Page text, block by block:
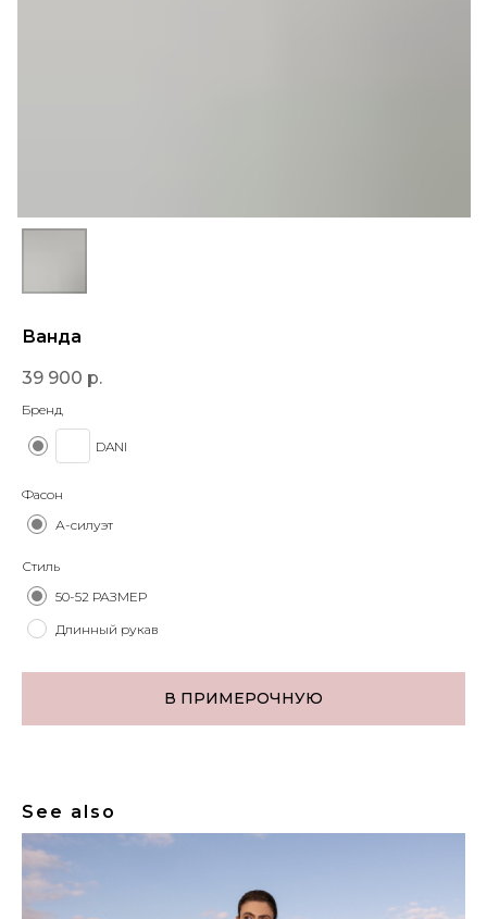
Ванда
39 900 р.
Бренд
DANI
Фасон
А-силуэт
Стиль
50-52 РАЗМЕР
Длинный рукав
В ПРИМЕРОЧНУЮ
See also